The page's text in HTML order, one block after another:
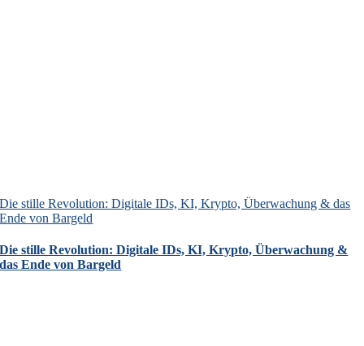
Die stille Revolution: Digitale IDs, KI, Krypto, Überwachung & das
Ende von Bargeld
Die stille Revolution: Digitale IDs, KI, Krypto, Überwachung &
das Ende von Bargeld